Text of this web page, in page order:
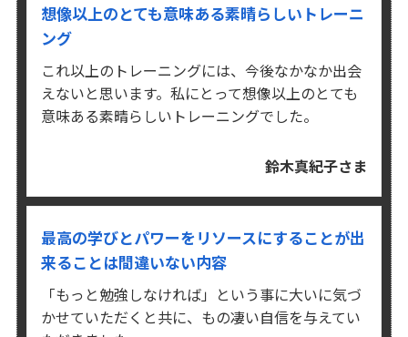
想像以上のとても意味ある素晴らしいトレーニ
ング
これ以上のトレーニングには、今後なかなか出会
えないと思います。 私にとって想像以上のとても
意味ある素晴らしいトレーニングでした。
鈴木真紀子さま
最高の学びとパワーをリソースにすることが出
来ることは間違いない内容
「もっと勉強しなければ」という事に大いに気づ
かせていただくと共に、もの凄い自信を与えてい